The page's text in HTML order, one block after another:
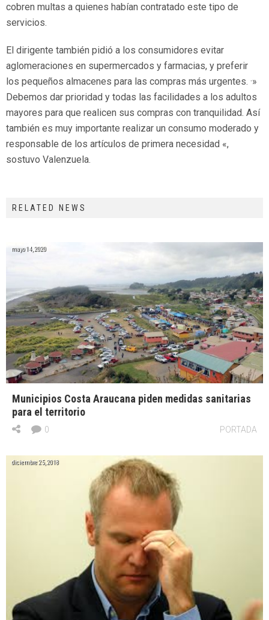
cobren multas a quienes habían contratado este tipo de
servicios.
El dirigente también pidió a los consumidores evitar
aglomeraciones en supermercados y farmacias, y preferir
los pequeños almacenes para las compras más urgentes. ·»
Debemos dar prioridad y todas las facilidades a los adultos
mayores para que realicen sus compras con tranquilidad. Así
también es muy importante realizar un consumo moderado y
responsable de los artículos de primera necesidad «,
sostuvo Valenzuela.
RELATED NEWS
mayo 14, 2020
Municipios Costa Araucana piden medidas sanitarias
para el territorio
PORTADA
0
diciembre 25, 2018